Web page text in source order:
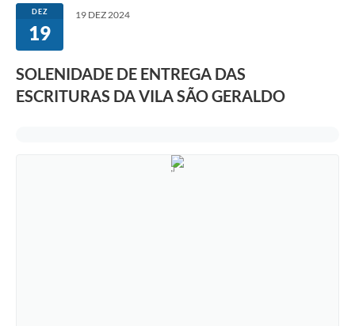
DEZ
19
19 DEZ 2024
SOLENIDADE DE ENTREGA DAS
ESCRITURAS DA VILA SÃO GERALDO